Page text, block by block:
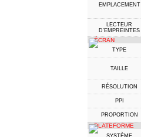
EMPLACEMENT
LECTEUR
D'EMPREINTES
ÉCRAN
TYPE
TAILLE
RÉSOLUTION
PPI
PROPORTION
PLATEFORME
SYSTÈME